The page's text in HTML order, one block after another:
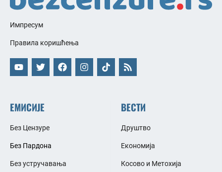
Импресум
Правила коришћења
ЕМИСИЈЕ
Без Цензуре
Без Пардона
Без устручавања
ВЕСТИ
Друштво
Економија
Косово и Метохија